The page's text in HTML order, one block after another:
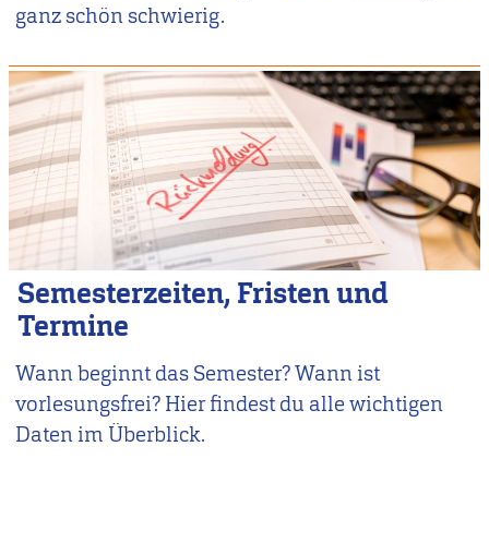
ganz schön schwierig.
Semesterzeiten, Fristen und
Termine
Wann beginnt das Semester? Wann ist
vorlesungsfrei? Hier findest du alle wichtigen
Daten im Überblick.